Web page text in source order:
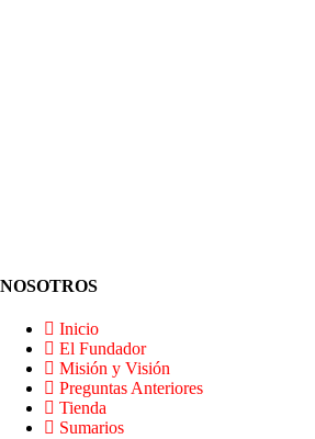
NOSOTROS
Inicio
El Fundador
Misión y Visión
Preguntas Anteriores
Tienda
Sumarios